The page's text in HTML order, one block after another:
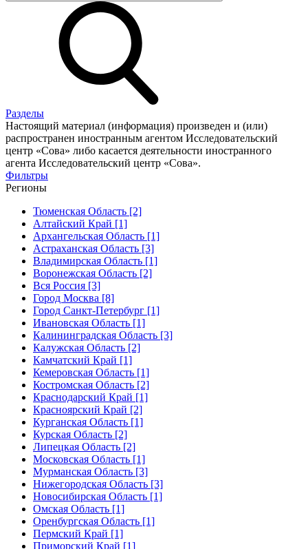
Разделы
Настоящий материал (информация) произведен и (или)
распространен иностранным агентом Исследовательский
центр «Сова» либо касается деятельности иностранного
агента Исследовательский центр «Сова».
Фильтры
Регионы
Тюменская Область [2]
Алтайский Край [1]
Архангельская Область [1]
Астраханская Область [3]
Владимирская Область [1]
Воронежская Область [2]
Вся Россия [3]
Город Москва [8]
Город Санкт-Петербург [1]
Ивановская Область [1]
Калининградская Область [3]
Калужская Область [2]
Камчатский Край [1]
Кемеровская Область [1]
Костромская Область [2]
Краснодарский Край [1]
Красноярский Край [2]
Курганская Область [1]
Курская Область [2]
Липецкая Область [2]
Московская Область [1]
Мурманская Область [3]
Нижегородская Область [3]
Новосибирская Область [1]
Омская Область [1]
Оренбургская Область [1]
Пермский Край [1]
Приморский Край [1]